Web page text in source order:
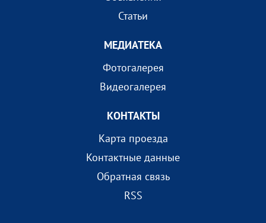
Статьи
МEДИАТEКА
Фотогалерея
Видеогалерея
КОНТАКТЫ
Карта проезда
Контактные данные
Обратная связь
RSS